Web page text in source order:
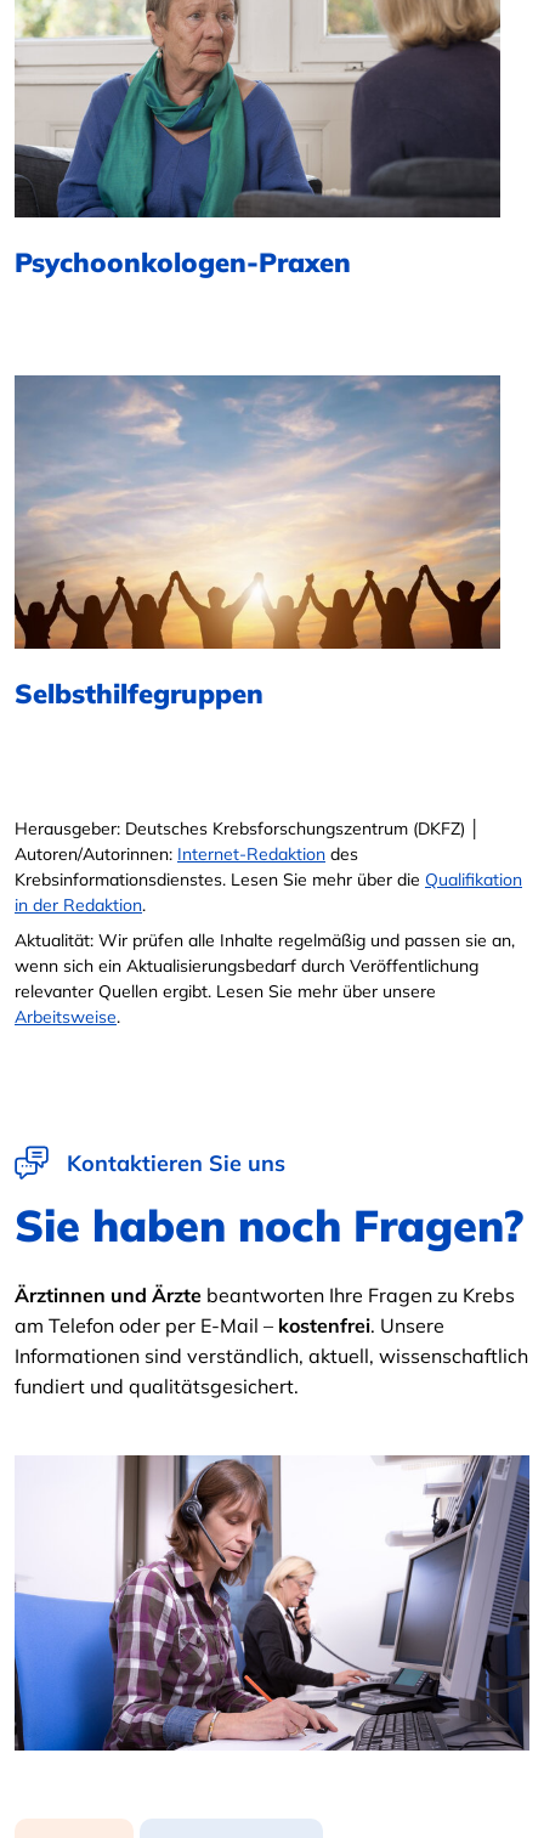
Psychoonkologen-Praxen
Selbsthilfegruppen
Herausgeber: Deutsches Krebsforschungszentrum (DKFZ) │
Autoren/Autorinnen: Internet-Redaktion des
Krebsinformationsdienstes. Lesen Sie mehr über die Qualifikation
in der Redaktion.
Aktualität: Wir prüfen alle Inhalte regelmäßig und passen sie an,
wenn sich ein Aktualisierungsbedarf durch Veröffentlichung
relevanter Quellen ergibt. Lesen Sie mehr über unsere
Arbeitsweise.
Kontaktieren Sie uns
Sie haben noch Fragen?
Ärztinnen und Ärzte beantworten Ihre Fragen zu Krebs
am Telefon oder per E-Mail – kostenfrei. Unsere
Informationen sind verständlich, aktuell, wissenschaftlich
fundiert und qualitätsgesichert.